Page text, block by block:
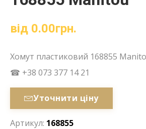
від 0.00грн.
Хомут пластиковий 168855
☎ +38 073 377 14 21
Уточнити ціну
Артикул: 168855